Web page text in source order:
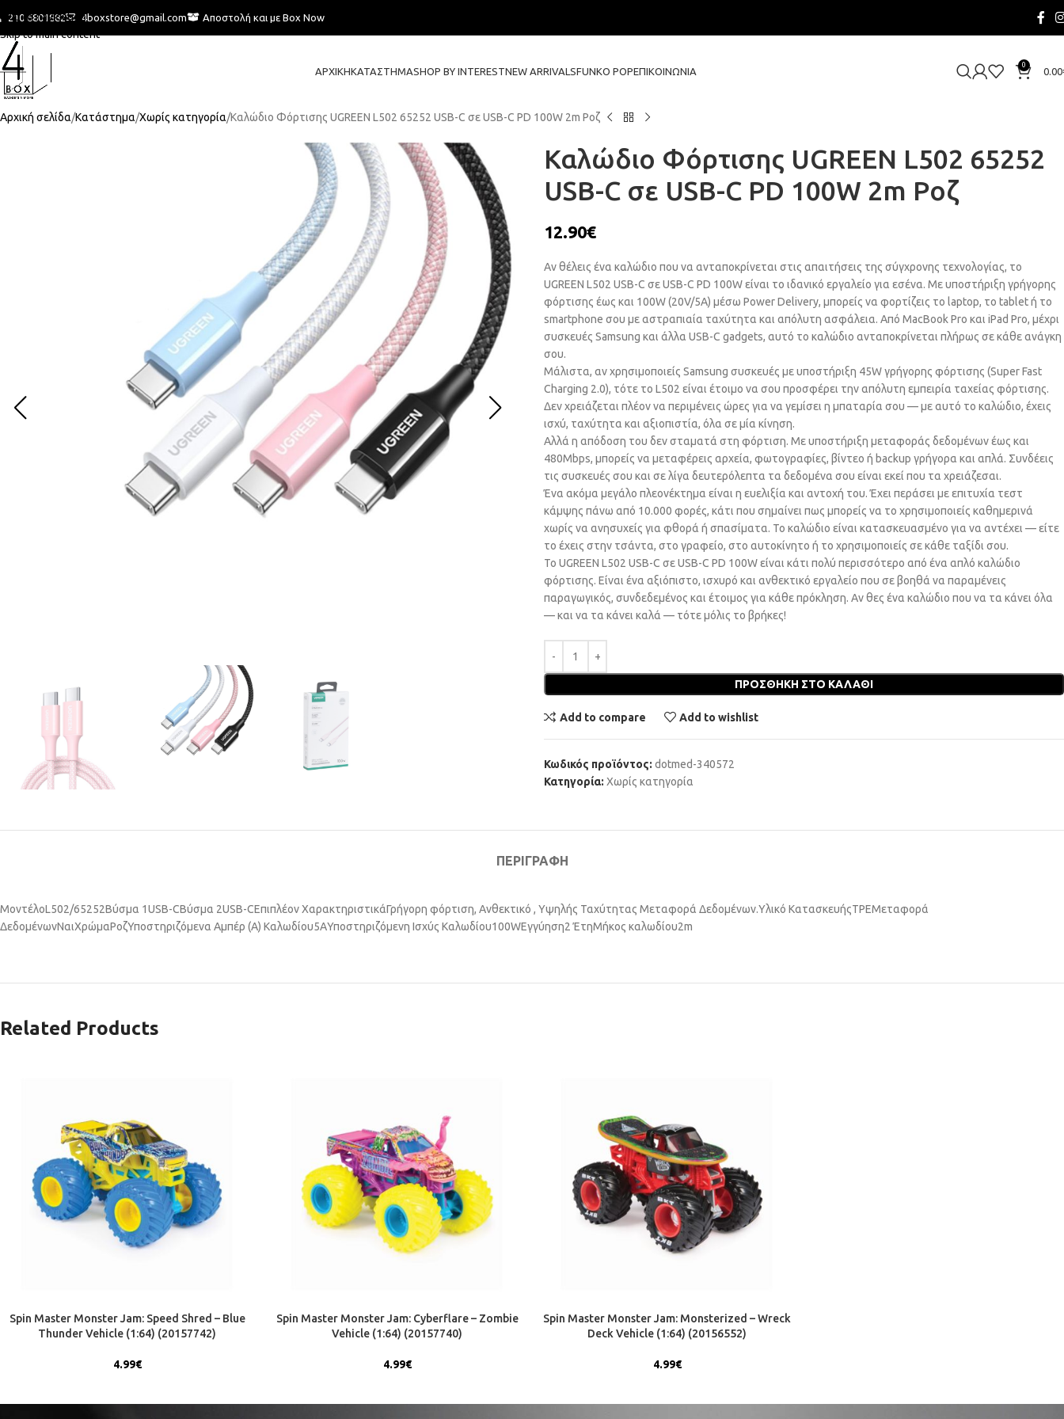
Skip to navigation
Skip to main content
210 6801882 4boxstore@gmail.com Αποστολή και με Box Now
ΑΡΧΙΚΉΚΑΤΆΣΤΗΜΑSHOP BY INTERESTNEW ARRIVALSFUNKO POPΕΠΙΚΟΙΝΩΝΊΑ
0
0.00
Αρχική σελίδα Κατάστημα Χωρίς κατηγορία Καλώδιο Φόρτισης UGREEN L502 65252 USB-C σε USB-C PD 100W 2m Ροζ
Καλώδιο Φόρτισης UGREEN L502 65252
USB-C σε USB-C PD 100W 2m Ροζ
12.90€
Αν θέλεις ένα καλώδιο που να ανταποκρίνεται στις απαιτήσεις της σύγχρονης τεχνολογίας, το
UGREEN L502 USB-C σε USB-C PD 100W είναι το ιδανικό εργαλείο για εσένα. Με υποστήριξη γρήγορης
φόρτισης έως και 100W (20V/5A) μέσω Power Delivery, μπορείς να φορτίζεις το laptop, το tablet ή το
smartphone σου με αστραπιαία ταχύτητα και απόλυτη ασφάλεια. Από MacBook Pro και iPad Pro, μέχρι
συσκευές Samsung και άλλα USB-C gadgets, αυτό το καλώδιο ανταποκρίνεται πλήρως σε κάθε ανάγκη
σου.
Μάλιστα, αν χρησιμοποιείς Samsung συσκευές με υποστήριξη 45W γρήγορης φόρτισης (Super Fast
Charging 2.0), τότε το L502 είναι έτοιμο να σου προσφέρει την απόλυτη εμπειρία ταχείας φόρτισης.
Δεν χρειάζεται πλέον να περιμένεις ώρες για να γεμίσει η μπαταρία σου — με αυτό το καλώδιο, έχεις
ισχύ, ταχύτητα και αξιοπιστία, όλα σε μία κίνηση.
Αλλά η απόδοση του δεν σταματά στη φόρτιση. Με υποστήριξη μεταφοράς δεδομένων έως και
480Mbps, μπορείς να μεταφέρεις αρχεία, φωτογραφίες, βίντεο ή backup γρήγορα και απλά. Συνδέεις
τις συσκευές σου και σε λίγα δευτερόλεπτα τα δεδομένα σου είναι εκεί που τα χρειάζεσαι.
Ένα ακόμα μεγάλο πλεονέκτημα είναι η ευελιξία και αντοχή του. Έχει περάσει με επιτυχία τεστ
κάμψης πάνω από 10.000 φορές, κάτι που σημαίνει πως μπορείς να το χρησιμοποιείς καθημερινά
χωρίς να ανησυχείς για φθορά ή σπασίματα. Το καλώδιο είναι κατασκευασμένο για να αντέχει — είτε
το έχεις στην τσάντα, στο γραφείο, στο αυτοκίνητο ή το χρησιμοποιείς σε κάθε ταξίδι σου.
Το UGREEN L502 USB-C σε USB-C PD 100W είναι κάτι πολύ περισσότερο από ένα απλό καλώδιο
φόρτισης. Είναι ένα αξιόπιστο, ισχυρό και ανθεκτικό εργαλείο που σε βοηθά να παραμένεις
παραγωγικός, συνδεδεμένος και έτοιμος για κάθε πρόκληση. Αν θες ένα καλώδιο που να τα κάνει όλα
— και να τα κάνει καλά — τότε μόλις το βρήκες!
ΠΡΟΣΘΉΚΗ ΣΤΟ ΚΑΛΆΘΙ
Add to compare Add to wishlist
Κωδικός προϊόντος: dotmed-340572
Κατηγορία: Χωρίς κατηγορία
ΠΕΡΙΓΡΑΦΉ
ΜοντέλοL502/65252Βύσμα 1USB-CΒύσμα 2USB-CΕπιπλέον ΧαρακτηριστικάΓρήγορη φόρτιση, Ανθεκτικό , Υψηλής Ταχύτητας Μεταφορά Δεδομένων.Υλικό ΚατασκευήςTPEΜεταφορά
ΔεδομένωνΝαιΧρώμαΡοζΥποστηριζόμενα Αμπέρ (Α) Καλωδίου5AΥποστηριζόμενη Ισχύς Καλωδίου100WΕγγύηση2 ΈτηΜήκος καλωδίου2m
Related Products
Spin Master Monster Jam: Speed Shred – Blue
Thunder Vehicle (1:64) (20157742)
4.99€
Spin Master Monster Jam: Cyberflare – Zombie
Vehicle (1:64) (20157740)
4.99€
Spin Master Monster Jam: Monsterized – Wreck
Deck Vehicle (1:64) (20156552)
4.99€